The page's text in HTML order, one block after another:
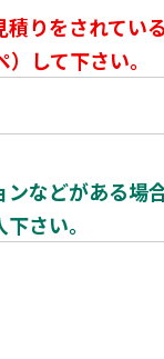
りをされてい
して下さい。
などがある場
さい。